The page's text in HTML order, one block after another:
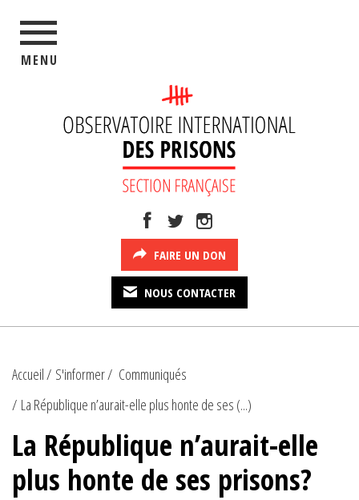
MENU
FAIRE UN DON
NOUS CONTACTER
Accueil S'informer
Communiqués
La République n’aurait-elle plus honte de ses (...)
La République n’aurait-elle
plus honte de ses prisons?